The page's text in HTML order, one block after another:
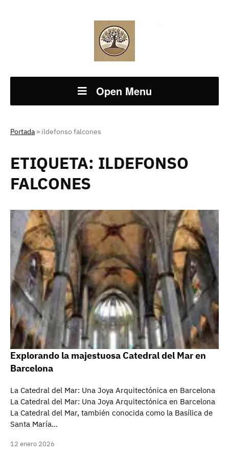
Open Menu
Portada » ildefonso falcones
ETIQUETA: ILDEFONSO
FALCONES
Explorando la majestuosa Catedral del Mar en
Barcelona
La Catedral del Mar: Una Joya Arquitectónica en Barcelona
La Catedral del Mar: Una Joya Arquitectónica en Barcelona
La Catedral del Mar, también conocida como la Basílica de
Santa María…
12 enero 2026